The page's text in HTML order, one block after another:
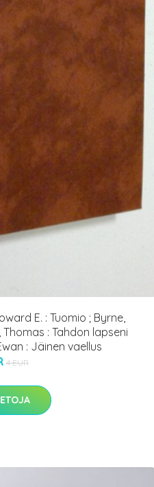
E. : Tuomio ; Byrne,
Thomas : Tahdon lapseni
: Jäinen vaellus
4 EUR